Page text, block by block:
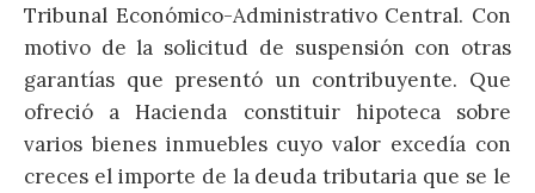
Tribunal Económico-Administrativo Central. Con
motivo de la solicitud de suspensión con otras
garantías que presentó un contribuyente. Que
ofreció a Hacienda constituir hipoteca sobre
varios bienes inmuebles cuyo valor excedía con
creces el importe de la deuda tributaria que se le